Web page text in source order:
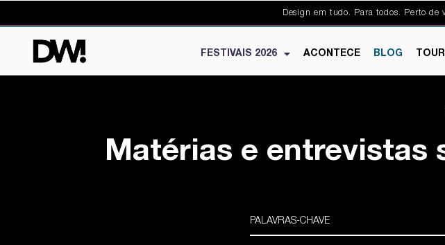
Design em tudo. Para todos. Perto de
FESTIVAIS 2026 ACONTECE BLOG TOUR
Matérias e entrevistas